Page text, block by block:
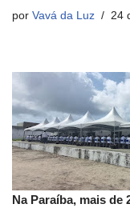
por Vavá da Luz 24
Na Paraíba, mais de